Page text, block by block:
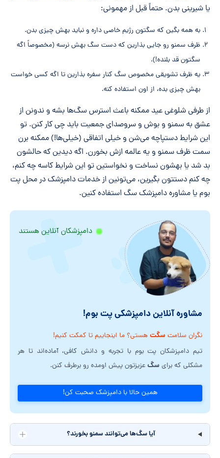
یا شیرینی بدن. حتماً قبل از مهمونی:
به همه بگین که سگتون رژیم خاصی داره و نباید بهش چیزی بدن.
ظرف سمنو رو جایی بذارین که دست سگ بهش نرسه (مخصوصاً اگه
سگتون قد بلنده!).
یه ظرف تشویقی مخصوص سگ کنار سفره بذارین تا اگه کسی خواست
بهش چیزی بده، از اون استفاده کنه.
از طرفی شلوغی عید ممکنه باعث استرس سگ‌ها بشه و ندونن از
عشق به سمنو و بوش و سروصدای جمعیت باید چی کار کنن. تو
این شرایط دستپاچه می‌شن و خیلی اتفاقی (خیلی‌ها!) ممکنه برن
سمت ظرف سمنو و یه عالمه ازش بخورن. اگه دیدین که حالشون
بد شد یا بهشون نساخت و نخواستین تو این شرایط کاسه چه کنم،
چه کنم دستتون بگیرین، می‌تونین از خدمات دامپزشک در محل پت
بوم یا مشاوره دامپزشک سگ استفاده کنین.
دامپزشکان آنلاین هستند
مشاوره آنلاین دامپزشکی پت بوم!
نگران سلامت سگتهستی؟ ما اینجاییم تا کمکت کنیم!
تیم دامپزشکان پت بوم با تجربه و دانش کافی، آماده‌اند تا هر
مشکلی که برای سگعزیزتون پیش اومده رو برطرف کنن.
همین حالا با دامپزشک صحبت کن!
آیا سگ‌ها می‌توانند سمنو بخورند؟